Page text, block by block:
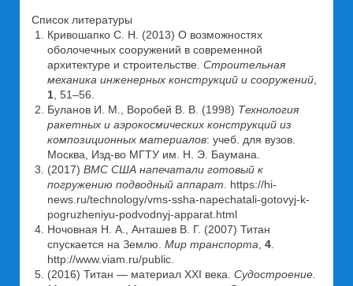
Список литературы
Кривошапко С. Н. (2013) О возможностях
оболочечных сооружений в современной
архитектуре и строительстве. Строительная
механика инженерных конструкций и сооружений
1 , 51–56.
Буланов И. М., Воробей В. В. (1998) Технология
ракетных и аэрокосмических конструкций из
композиционных материалов: учеб. для вузов.
Москва, Изд-во МГТУ им. Н. Э. Баумана.
(2017) ВМС США напечатали готовый к
погружению подводный аппарат . https://hi-
news.ru/technology/vms-ssha-napechatali-gotovyj-k-
pogruzheniyu-podvodnyj-apparat.html
Ночовная Н. А., Анташев В. Г. (2007) Титан
спускается на Землю. Мир транспорта 4
http://www.viam.ru/public.
(2016) Титан — материал XXI века. Судостроение.